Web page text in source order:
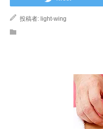
投稿者: light-wing